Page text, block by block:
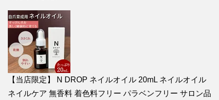
【当店限定】 N DROP ネイルオイル 20mL ネイルオイル
ネイルケア 無香料 着色料フリー パラベンフリー サロン品